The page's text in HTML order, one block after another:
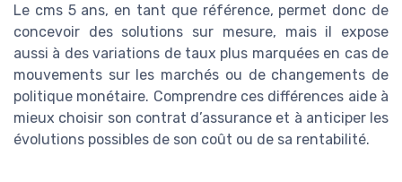
Le cms 5 ans, en tant que référence, permet donc de
concevoir des solutions sur mesure, mais il expose
aussi à des variations de taux plus marquées en cas de
mouvements sur les marchés ou de changements de
politique monétaire. Comprendre ces différences aide à
mieux choisir son contrat d’assurance et à anticiper les
évolutions possibles de son coût ou de sa rentabilité.